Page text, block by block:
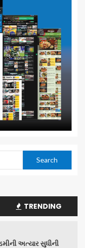
TRENDING
અત્યાર સુધીની